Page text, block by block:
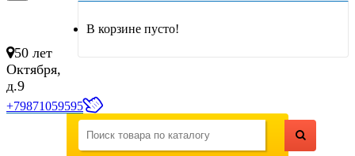
В корзине пусто!
50 лет
Октября,
д.9
+79871059595